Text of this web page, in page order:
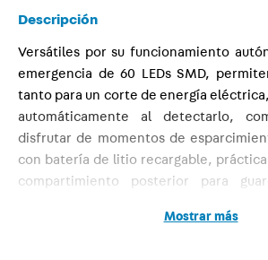
Descripción
Versátiles por su funcionamiento
emergencia de 60 LEDs SMD,
tanto para un corte de energía
automáticamente al detectarlo,
disfrutar de momentos de
con batería de litio recargable,
compartimiento posterior para
difieren en la autonomía de la
Mostrar más